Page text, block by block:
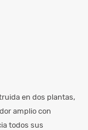
en dos plantas,
amplio con
todos sus